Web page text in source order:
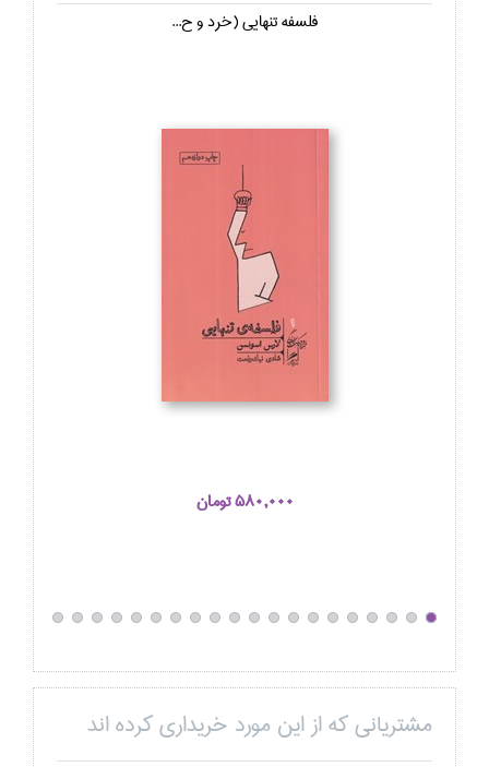
فلسفه تنهايي (خرد و ح...
580,000 تومان
مشتریانی که از این مورد خریداری کرده اند